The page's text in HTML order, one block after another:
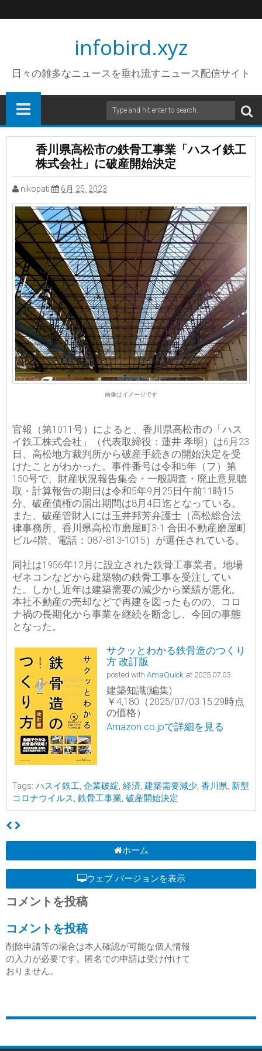
infobird.xyz
日々の雑多なニュースを垂れ流すニュース配信サイト
香川県高松市の鉄骨工事業「ハスイ鉄工
株式会社」に破産開始決定
nikopati 6月 25, 2023
画像はイメージです
官報（第1011号）によると、香川県高松市の「ハス
イ鉄工株式会社」（代表取締役：蓮井 孝明）は6月23
日、高松地方裁判所から破産手続きの開始決定を受
けたことがわかった。事件番号は令和5年（フ）第
150号で、財産状況報告集会・一般調査・廃止意見聴
取・計算報告の期日は令和5年9月25日午前11時15
分、破産債権の届出期間は8月4日迄となっている。
また、破産管財人には玉井邦芳弁護士（高松総合法
律事務所、香川県高松市磨屋町3-1 合田不動産磨屋町
ビル4階、電話：087-813-1015）が選任されている。
同社は1956年12月に設立された鉄骨工事業者。地場
ゼネコンなどから建築物の鉄骨工事を受注してい
た。しかし近年は建築需要の減少から業績が悪化。
本社不動産の売却などで再建を図ったものの、コロ
ナ禍の長期化から事業を継続を断念し、今回の事態
となった。
サクッとわかる鉄骨造のつくり
方 改訂版
posted with AmaQuick at 2025.07.03
建築知識(編集)
￥4,180（2025/07/03 15:29時点
の価格）
Amazon.co.jpで詳細を見る
Tags: ハスイ鉄工, 企業破綻, 経済, 建築需要減少, 香川県, 新型
コロナウイルス, 鉄骨工事業, 破産開始決定
ホーム
ウェブ バージョンを表示
コメントを投稿
コメントを投稿
削除申請等の場合は本人確認が可能な個人情報
の入力が必要です。匿名での申請は受け付けて
おりません。